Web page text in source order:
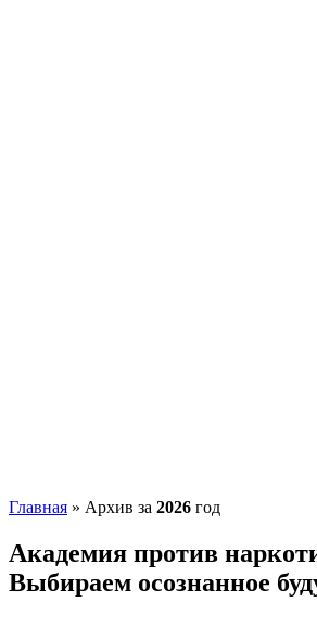
Главная » Архив за 2026 год
Академия против
Выбираем осознанное